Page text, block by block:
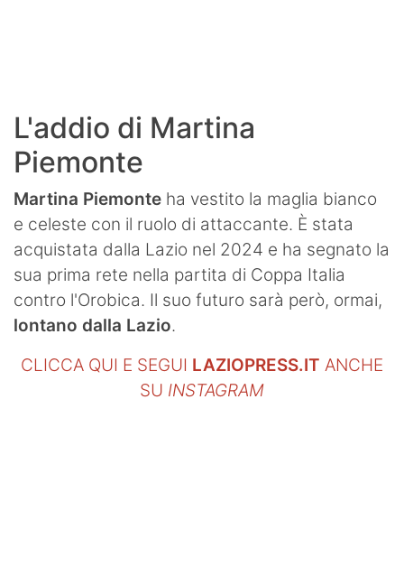
L'addio di Martina
Piemonte
Martina Piemonte ha vestito la maglia bianco
e celeste con il ruolo di attaccante. È stata
acquistata dalla Lazio nel 2024 e ha segnato la
sua prima rete nella partita di Coppa Italia
contro l'Orobica. Il suo futuro sarà però, ormai,
lontano dalla Lazio.
CLICCA QUI E SEGUI LAZIOPRESS.IT ANCHE
SU INSTAGRAM